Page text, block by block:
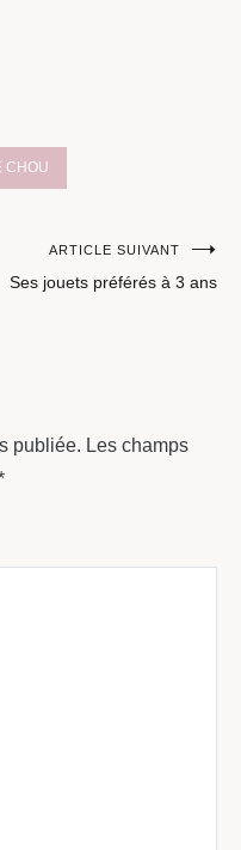
CHOU
ARTICLE SUIVANT
Ses jouets préférés à 3 ans
publiée. Les champs